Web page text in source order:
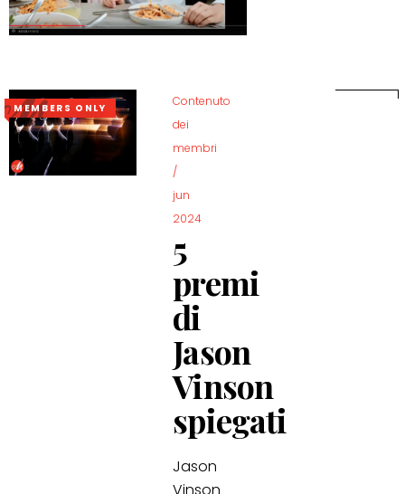
MEMBERS ONLY
Contenuto
dei
membri
/
jun
2024
5
premi
di
Jason
Vinson
spiegati
Jason
Vinson